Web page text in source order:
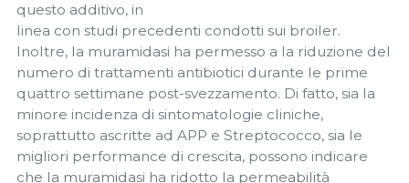
questo additivo, in
linea con studi precedenti condotti sui broiler.
Inoltre, la muramidasi ha permesso a la riduzione del
numero di trattamenti antibiotici durante le prime
quattro settimane post-svezzamento. Di fatto, sia la
minore incidenza di sintomatologie cliniche,
soprattutto ascritte ad APP e Streptococco, sia le
migliori performance di crescita, possono indicare
che la muramidasi ha ridotto la permeabilità